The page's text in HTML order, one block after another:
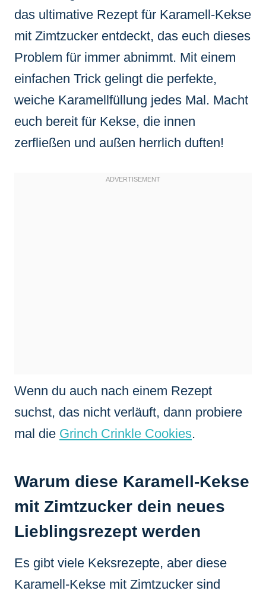
das ultimative Rezept für Karamell-Kekse
mit Zimtzucker entdeckt, das euch dieses
Problem für immer abnimmt. Mit einem
einfachen Trick gelingt die perfekte,
weiche Karamellfüllung jedes Mal. Macht
euch bereit für Kekse, die innen
zerfließen und außen herrlich duften!
Wenn du auch nach einem Rezept
suchst, das nicht verläuft, dann probiere
mal die Grinch Crinkle Cookies.
Warum diese Karamell-Kekse
mit Zimtzucker dein neues
Lieblingsrezept werden
Es gibt viele Keksrezepte, aber diese
Karamell-Kekse mit Zimtzucker sind